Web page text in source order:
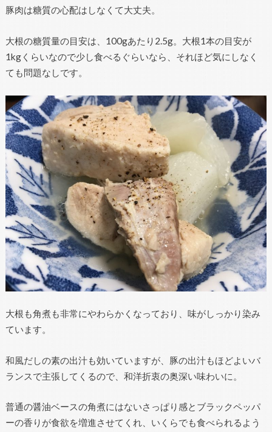
豚肉は糖質の心配はしなくて大丈夫。
大根の糖質量の目安は、100gあたり2.5g。大根1本の目安が
1kgくらいなので少し食べるぐらいなら、それほど気にしなく
ても問題なしです。
大根も角煮も非常にやわらかくなっており、味がしっかり染み
ています。
和風だしの素の出汁も効いていますが、豚の出汁もほどよいバ
ランスで主張してくるので、和洋折衷の奥深い味わいに。
普通の醤油ベースの角煮にはないさっぱり感とブラックペッパ
ーの香りが食欲を増進させてくれ、いくらでも食べられるよう